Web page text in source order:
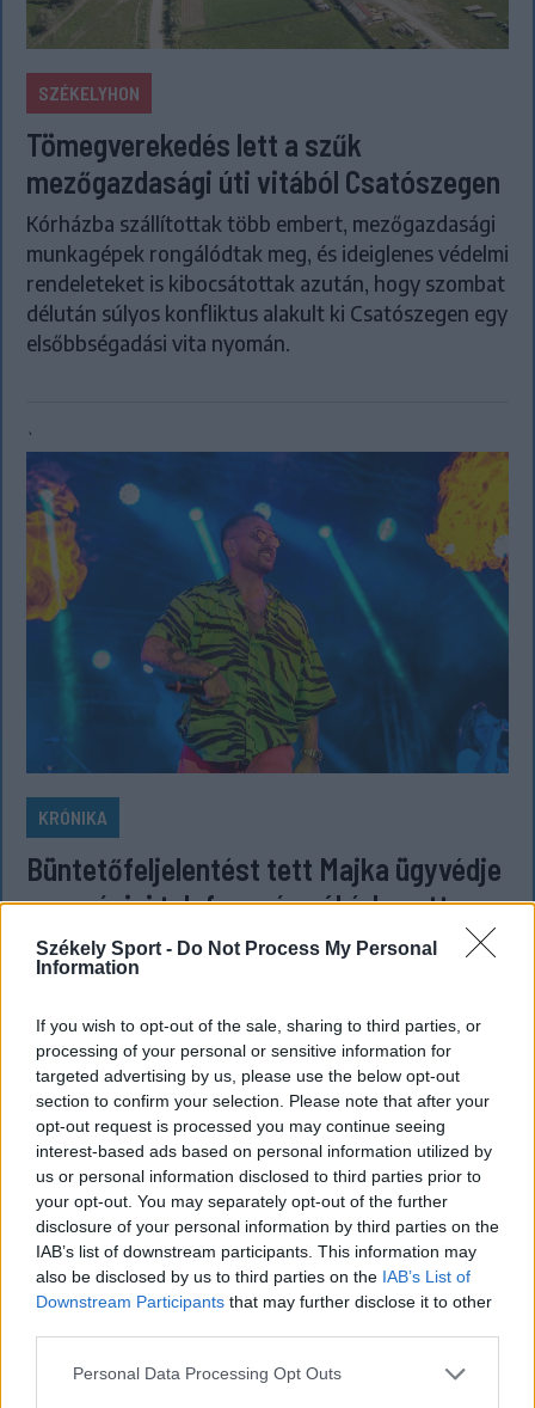
Székely Sport - Do Not Process My Personal
Information
If you wish to opt-out of the sale, sharing to third parties, or
processing of your personal or sensitive information for
targeted advertising by us, please use the below opt-out
section to confirm your selection. Please note that after your
opt-out request is processed you may continue seeing
interest-based ads based on personal information utilized by
us or personal information disclosed to third parties prior to
your opt-out. You may separately opt-out of the further
disclosure of your personal information by third parties on the
IAB’s list of downstream participants. This information may
also be disclosed by us to third parties on the IAB’s List of
Downstream Participants that may further disclose it to other
Personal Data Processing Opt Outs
SZÉKELYHON
Tömegverekedés lett a szűk
mezőgazdasági úti vitából Csatószegen
Kórházba szállítottak több embert, mezőgazdasági
munkagépek rongálódtak meg, és ideiglenes védelmi
rendeleteket is kibocsátottak azután, hogy szombat
délután súlyos konfliktus alakult ki Csatószegen egy
elsőbbségadási vita nyomán.
`
KRÓNIKA
Büntetőfeljelentést tett Majka ügyvédje
a romániai telefonszámról érkezett
fenyegetés miatt
romániai jogi képviselője a sepsiszentgyörgyi Sic
Feszt fesztiválra tervezett koncert lemondását
kiváltó fenyegetés ügyében.